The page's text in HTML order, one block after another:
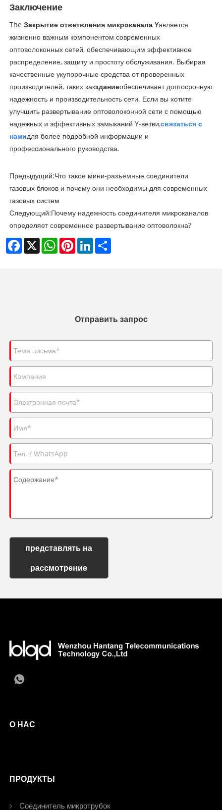
Заключение
The Закрытие ответвления микроканала Yявляется
жизненно важным компонентом современных
оптоволоконных сетей, обеспечивающим эффективное
распределение, защиту и простоту обслуживания. Выбирая
качественные укупорочные средства от проверенных
производителей, таких какзданиеобеспечивает долгосрочную
надежность и производительность сети. Если вы хотите
улучшить развертывание оптоволоконной сети с помощью
надежных и эффективных замыканий Y-ветви,связаться с
намидля более подробной информации и
профессионального руководства.
Предыдущий:Что такое мини-разъемные соединители
газовых блоков и почему они необходимы для современных
газовых систем
Следующий:Почему надежность соединителя микроканалов
определяет современное развертывание оптоволокна?
Facebook
X WhatsAppPinterestLinkedIn
Отправить запрос
представлять на
рассмотрение
О НАС
ПРОДУКТЫ
Соединитель микротрубок